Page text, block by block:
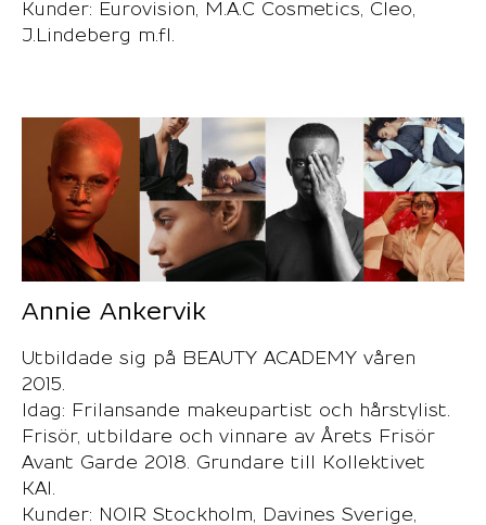
Kunder: Eurovision, M.A.C Cosmetics, Cleo,
J.Lindeberg m.fl.
Annie Ankervik
Utbildade sig på BEAUTY ACADEMY våren
2015.
Idag: Frilansande makeupartist och hårstylist.
Frisör, utbildare och vinnare av Årets Frisör
Avant Garde 2018. Grundare till Kollektivet
KAI.
Kunder: NOIR Stockholm, Davines Sverige,